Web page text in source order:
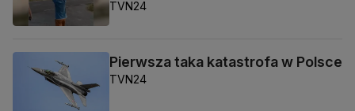
TVN24
Pierwsza taka katastrofa w Polsce
TVN24